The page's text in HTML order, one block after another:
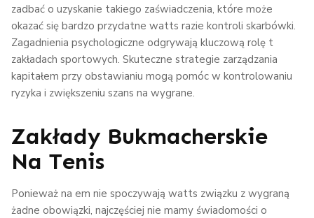
zadbać o uzyskanie takiego zaświadczenia, które może
okazać się bardzo przydatne watts razie kontroli skarbówki.
Zagadnienia psychologiczne odgrywają kluczową rolę t
zakładach sportowych. Skuteczne strategie zarządzania
kapitałem przy obstawianiu mogą pomóc w kontrolowaniu
ryzyka i zwiększeniu szans na wygrane.
Zakłady Bukmacherskie
Na Tenis
Ponieważ na em nie spoczywają watts związku z wygraną
żadne obowiązki, najczęściej nie mamy świadomości o